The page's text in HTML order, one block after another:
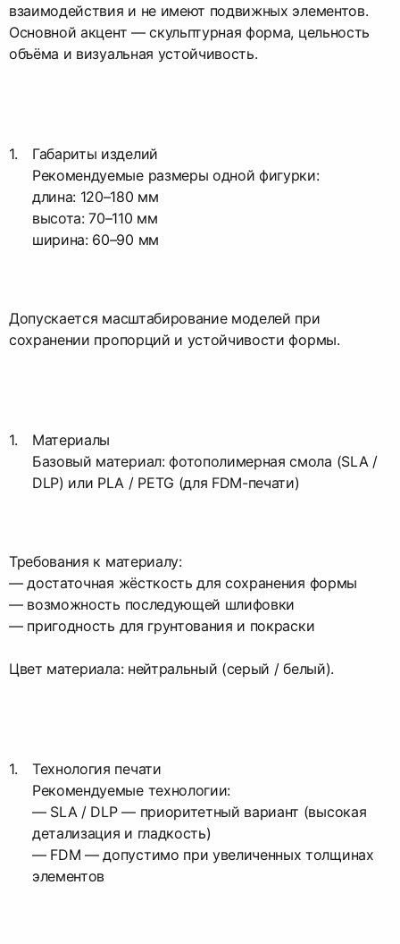
взаимодействия и не имеют подвижных элементов.
Основной акцент — скульптурная форма, цельность
объёма и визуальная устойчивость.
Габариты изделий
Рекомендуемые размеры одной фигурки:
длина: 120–180 мм
высота: 70–110 мм
ширина: 60–90 мм
Допускается масштабирование моделей при
сохранении пропорций и устойчивости формы.
Материалы
Базовый материал: фотополимерная смола (SLA /
DLP) или PLA / PETG (для FDM-печати)
Требования к материалу:
— достаточная жёсткость для сохранения формы
— возможность последующей шлифовки
— пригодность для грунтования и покраски
Цвет материала: нейтральный (серый / белый).
Технология печати
Рекомендуемые технологии:
— SLA / DLP — приоритетный вариант (высокая
детализация и гладкость)
— FDM — допустимо при увеличенных толщинах
элементов